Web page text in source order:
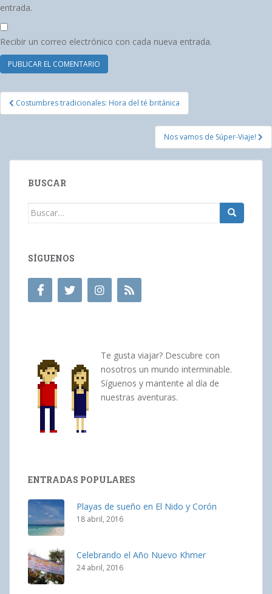
entrada.
Recibir un correo electrónico con cada nueva entrada.
Navegación
de
Costumbres tradicionales: Hora del té británica
Nos vamos de Súper-Viaje!
BUSCAR
Buscar:
SÍGUENOS
Te gusta viajar? Descubre con
nosotros un mundo interminable.
Síguenos y mantente al día de
nuestras aventuras.
ENTRADAS POPULARES
Playas de sueño en El Nido y Corón
18 abril, 2016
Celebrando el Año Nuevo Khmer
24 abril, 2016